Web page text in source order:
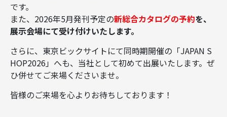
です。
また、2026年5月発刊予定の新総合カタログの予約を、
展示会場にて受け付けいたします。
さらに、東京ビックサイトにて同時期開催の「JAPAN S
HOP2026」へも、当社として初めて出展いたします。ぜ
ひ併せてご来場くださいませ。
皆様のご来場を心よりお待ちしております！